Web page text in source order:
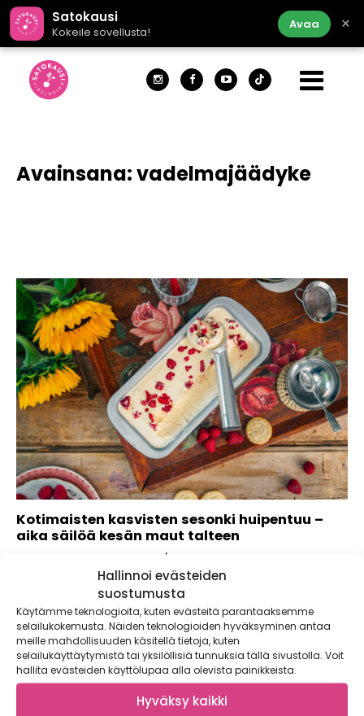
Hallinnoi evästeiden
suostumusta
Käytämme teknologioita, kuten evästeitä parantaaksemme
selailukokemusta. Näiden teknologioiden hyväksyminen antaa
meille mahdollisuuden käsitellä tietoja, kuten
selailukäyttäytymistä tai yksilöllisiä tunnuksia tällä sivustolla. Voit
hallita evästeiden käyttölupaa alla olevista painikkeista.
Hyväksy kaikki
Satokausi
Kokeile sovellusta!
Avaa ×
Avainsana:vadelmajäädyke
Kotimaisten kasvisten sesonki huipentuu –
aika säilöä kesän maut talteen
kasvisten sesonki on parhaimmillaan elo-lokakuussa.